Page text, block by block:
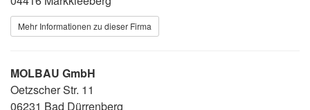
Mehr Informationen zu dieser Firma
MOLBAU GmbH
Oetzscher Str. 11
06231 Bad Dürrenberg